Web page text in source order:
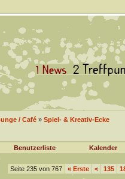
/ Café» Spiel- & Kreativ-Ecke
Benutzerliste Kalender
Seite 235 von 767 «Erste < 135